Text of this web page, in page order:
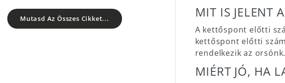
Mutasd Az Összes Cikket... MIT IS JELENT
A kettőspont előtti
kettőspont előtti
rendelkezik az orsónk.
MIÉRT JÓ, HA